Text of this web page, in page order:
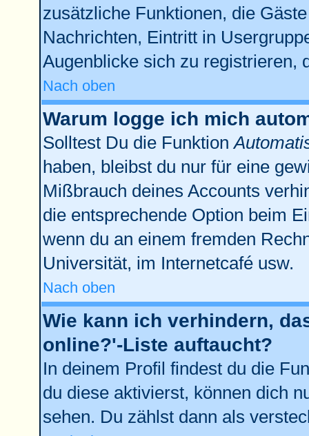
zusätzliche Funktionen, die
Nachrichten, Eintritt in
Augenblicke sich zu registrieren,
Nach oben
Warum logge ich mich
Solltest Du die Funktion
haben, bleibst du nur für eine
Mißbrauch deines Accounts
die entsprechende Option beim
wenn du an einem fremden
Universität, im Internetcafé usw.
Nach oben
Wie kann ich verhindern,
online?'-Liste auftaucht?
In deinem Profil findest du die
du diese aktivierst, können dich
sehen. Du zählst dann als